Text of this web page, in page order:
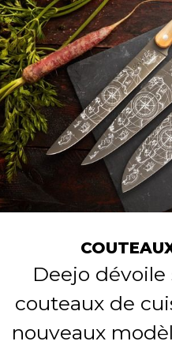
Deejo
couteaux de
nouveaux